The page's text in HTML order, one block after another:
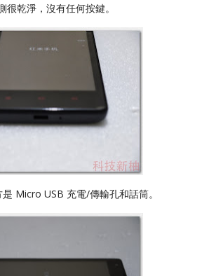
很乾淨，沒有任何按鍵。
Micro USB 充電/傳輸孔和話筒。